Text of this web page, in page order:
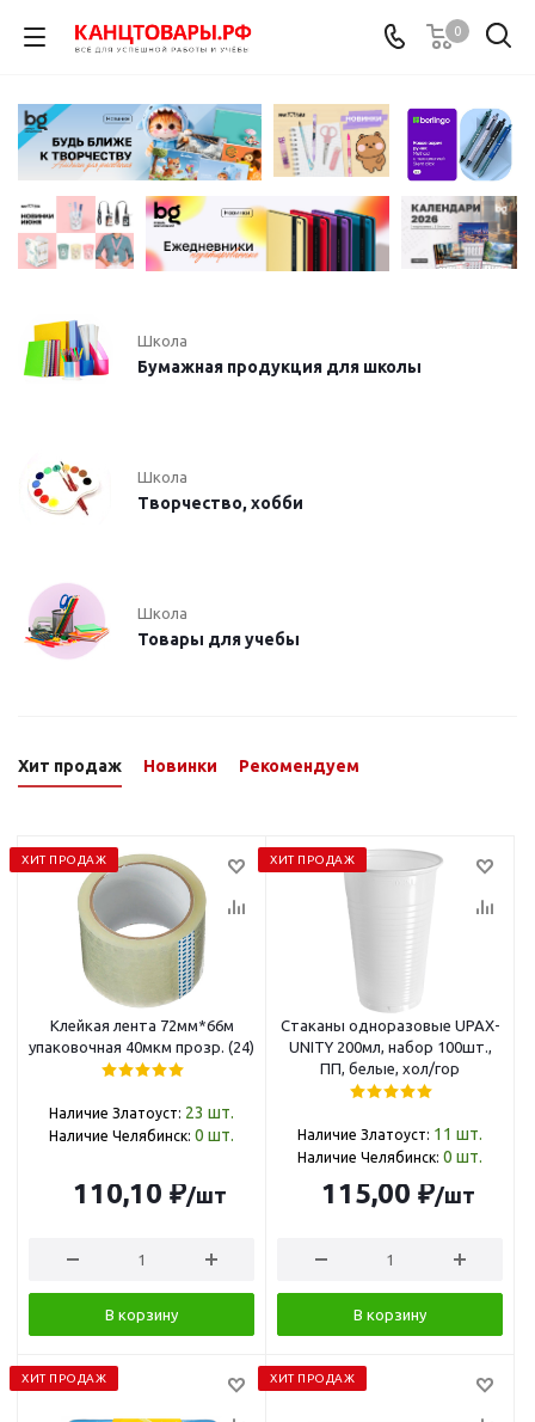
0
Школа
Бумажная продукция для школы
Школа
Творчество, хобби
Школа
Товары для учебы
Хит продаж Новинки Рекомендуем
ХИТ ПРОДАЖ
Клейкая лента 72мм*66м
упаковочная 40мкм прозр. (24)
Наличие Златоуст: 23 шт.
Наличие Челябинск: 0 шт.
110,10 ₽/шт
В корзину
ХИТ ПРОДАЖ
Стаканы одноразовые UPAX-
UNITY 200мл, набор 100шт.,
ПП, белые, хол/гор
Наличие Златоуст: 11 шт.
Наличие Челябинск: 0 шт.
115,00 ₽/шт
В корзину
ХИТ ПРОДАЖ ХИТ ПРОДАЖ